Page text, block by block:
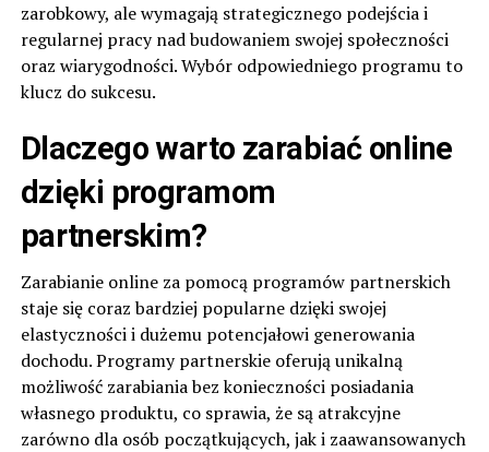
zarobkowy, ale wymagają strategicznego podejścia i
regularnej pracy nad budowaniem swojej społeczności
oraz wiarygodności. Wybór odpowiedniego programu to
klucz do sukcesu.
Dlaczego warto zarabiać online
dzięki programom
partnerskim?
Zarabianie online za pomocą programów partnerskich
staje się coraz bardziej popularne dzięki swojej
elastyczności i dużemu potencjałowi generowania
dochodu. Programy partnerskie oferują unikalną
możliwość zarabiania bez konieczności posiadania
własnego produktu, co sprawia, że są atrakcyjne
zarówno dla osób początkujących, jak i zaawansowanych